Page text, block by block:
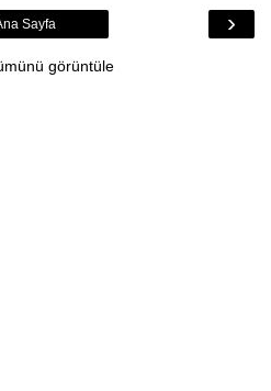
›
Sayfa
görüntüle